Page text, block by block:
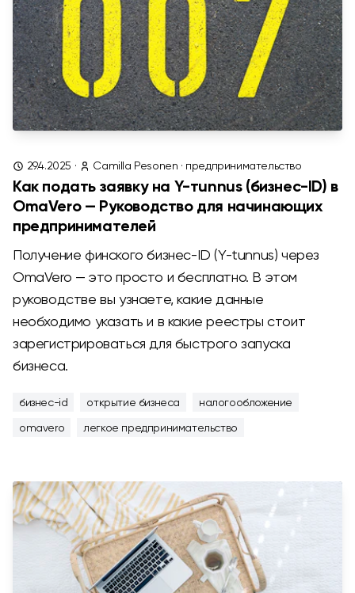
29.4.2025 · Camilla Pesonen · предпринимательство
Как подать заявку на Y-тunnus (бизнес-ID) в
OmaVero — Руководство для начинающих
предпринимателей
Получение финского бизнес-ID (Y-tunnus) через
OmaVero — это просто и бесплатно. В этом
руководстве вы узнаете, какие данные
необходимо указать и в какие реестры стоит
зарегистрироваться для быстрого запуска
бизнеса.
бизнес-id открытие бизнеса
налогообложение
omavero
легкое предпринимательство